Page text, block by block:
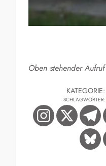
Oben stehender
KATEGORIE:
SCHLAGWÖRTER: